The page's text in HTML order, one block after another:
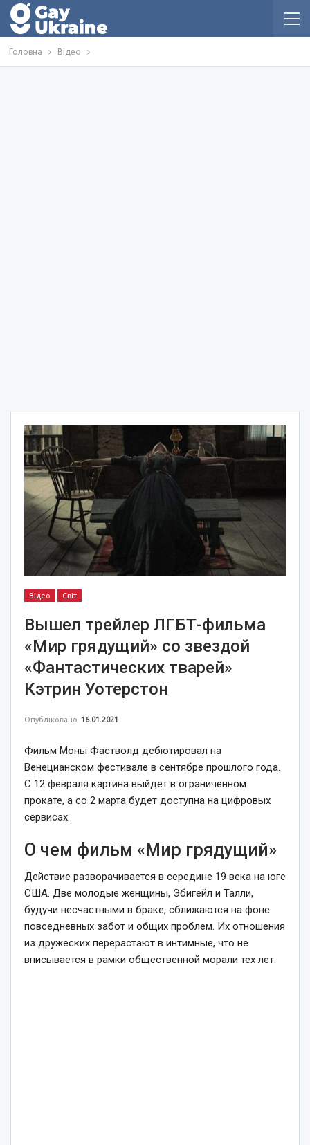
Головна Відео
Відео Світ
Вышел трейлер ЛГБТ-фильма
«Мир грядущий» со звездой
«Фантастических тварей»
Кэтрин Уотерстон
Опубліковано 16.01.2021
Фильм Моны Фастволд дебютировал на
Венецианском фестивале в сентябре прошлого года.
С 12 февраля картина выйдет в ограниченном
прокате, а со 2 марта будет доступна на цифровых
сервисах.
О чем фильм «Мир грядущий»
Действие разворачивается в середине 19 века на юге
США. Две молодые женщины, Эбигейл и Талли,
будучи несчастными в браке, сближаются на фоне
повседневных забот и общих проблем. Их отношения
из дружеских перерастают в интимные, что не
вписывается в рамки общественной морали тех лет.